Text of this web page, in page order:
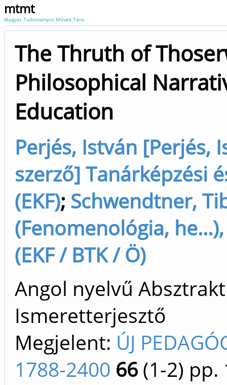
mtmt
Magyar Tudományos Művek Tára
The Thruth of
Philosophical
Education
Perjés, István [Perjés,
szerző] Tanárképzési
(EKF); Schwendtner,
(Fenomenológia,
(EKF / BTK / Ö)
Angol nyelvű
Ismeretterjesztő
Megjelent: ÚJ
1788-2400 66 (1-2) pp.